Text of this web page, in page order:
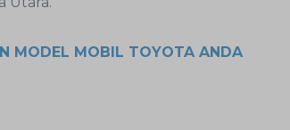
MODEL MOBIL TOYOTA ANDA